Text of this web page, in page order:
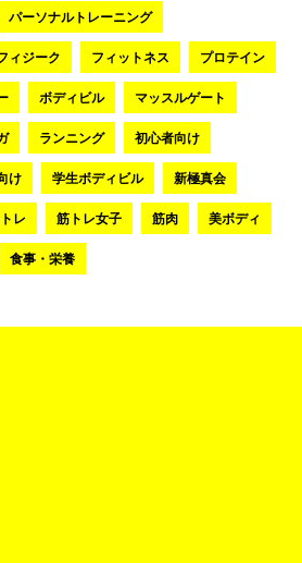
パーソナルトレーニング
ィジーク フィットネス プロテイン
ボディビル マッスルゲート
ランニング 初心者向け
け 学生ボディビル 新極真会
レ 筋トレ女子 筋肉 美ボディ
食事・栄養